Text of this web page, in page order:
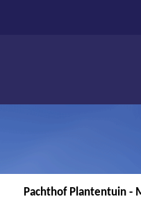
Pachthof Plantentuin -